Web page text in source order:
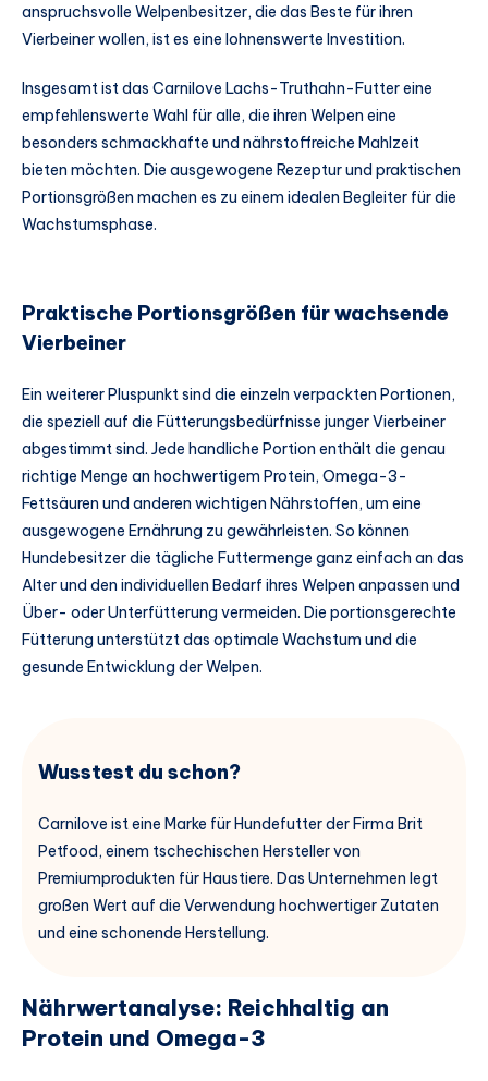
anspruchsvolle Welpenbesitzer, die das Beste für ihren
Vierbeiner wollen, ist es eine lohnenswerte Investition.
Insgesamt ist das Carnilove Lachs-Truthahn-Futter eine
empfehlenswerte Wahl für alle, die ihren Welpen eine
besonders schmackhafte und nährstoffreiche Mahlzeit
bieten möchten. Die ausgewogene Rezeptur und praktischen
Portionsgrößen machen es zu einem idealen Begleiter für die
Wachstumsphase.
Praktische Portionsgrößen für wachsende
Vierbeiner
Ein weiterer Pluspunkt sind die einzeln verpackten Portionen,
die speziell auf die Fütterungsbedürfnisse junger Vierbeiner
abgestimmt sind. Jede handliche Portion enthält die genau
richtige Menge an hochwertigem Protein, Omega-3-
Fettsäuren und anderen wichtigen Nährstoffen, um eine
ausgewogene Ernährung zu gewährleisten. So können
Hundebesitzer die tägliche Futtermenge ganz einfach an das
Alter und den individuellen Bedarf ihres Welpen anpassen und
Über- oder Unterfütterung vermeiden. Die portionsgerechte
Fütterung unterstützt das optimale Wachstum und die
gesunde Entwicklung der Welpen.
Wusstest du schon?
Carnilove ist eine Marke für Hundefutter der Firma Brit
Petfood, einem tschechischen Hersteller von
Premiumprodukten für Haustiere. Das Unternehmen legt
großen Wert auf die Verwendung hochwertiger Zutaten
und eine schonende Herstellung.
Nährwertanalyse: Reichhaltig an
Protein und Omega-3